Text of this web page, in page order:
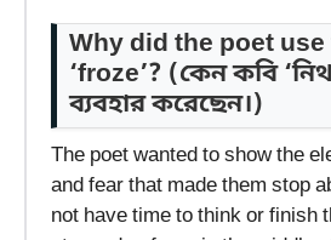
Why did the poet
‘froze’? (কেন কবি
ব্যবহার করেছেন।)
The poet wanted to show the
and fear that made them stop
not have time to think or finish